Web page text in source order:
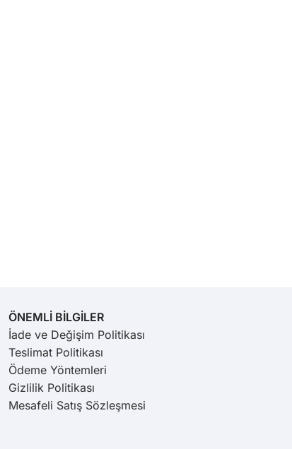
ÖNEMLİ BİLGİLER
İade ve Değişim Politikası
Teslimat Politikası
Ödeme Yöntemleri
Gizlilik Politikası
Mesafeli Satış Sözleşmesi